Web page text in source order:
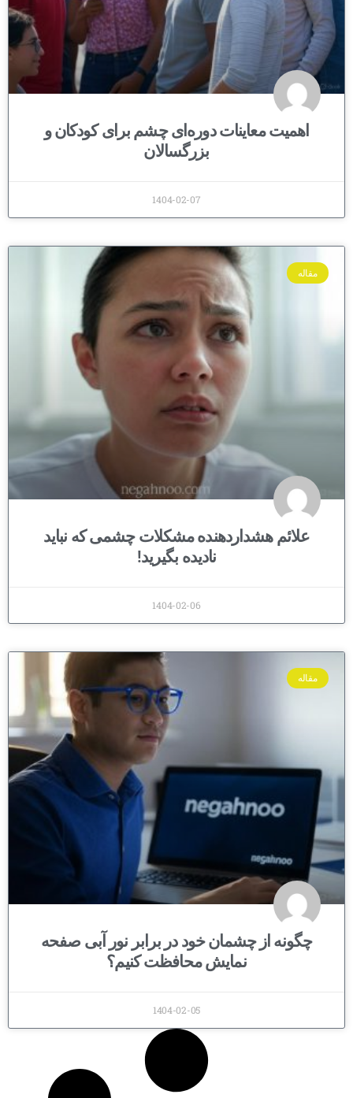
اهمیت معاینات دوره‌ای چشم برای کودکان و
بزرگسالان
1404-02-07
مقاله
علائم هشداردهنده مشکلات چشمی که نباید
نادیده بگیرید!
1404-02-06
مقاله
چگونه از چشمان خود در برابر نور آبی صفحه
نمایش محافظت کنیم؟
1404-02-05